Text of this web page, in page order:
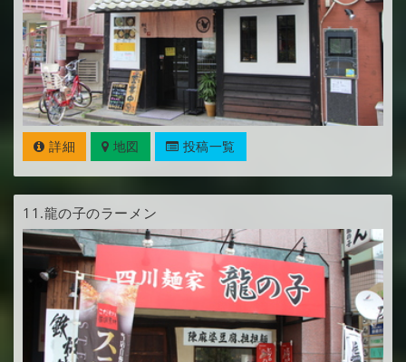
詳細 地図 投稿一覧
11.龍の子のラーメン